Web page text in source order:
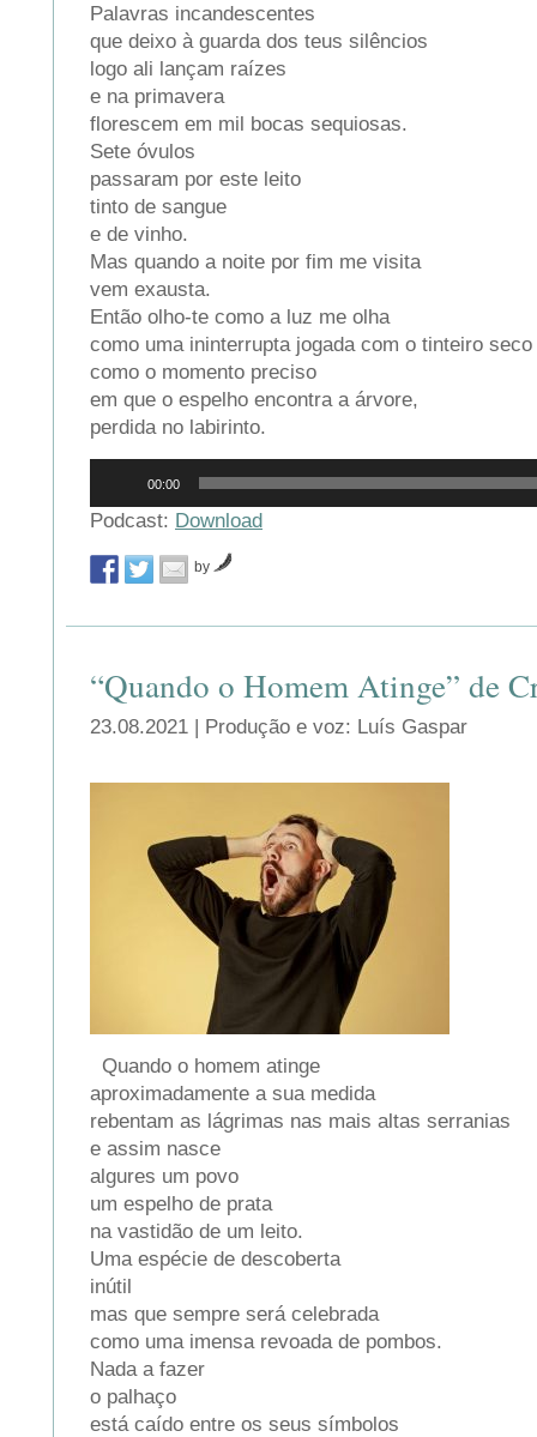
Palavras incandescentes
que deixo à guarda dos teus silêncios
logo ali lançam raízes
e na primavera
florescem em mil bocas sequiosas.
Sete óvulos
passaram por este leito
tinto de sangue
e de vinho.
Mas quando a noite por fim me visita
vem exausta.
Então olho-te como a luz me olha
como uma ininterrupta jogada com o tinteiro seco
como o momento preciso
em que o espelho encontra a árvore,
perdida no labirinto.
áudio
00:00
Podcast: Download
by
“Quando o Homem Atinge” de
23.08.2021 | Produção e voz: Luís Gaspar
Quando o homem atinge
aproximadamente a sua medida
rebentam as lágrimas nas mais altas serranias
e assim nasce
algures um povo
um espelho de prata
na vastidão de um leito.
Uma espécie de descoberta
inútil
mas que sempre será celebrada
como uma imensa revoada de pombos.
Nada a fazer
o palhaço
está caído entre os seus símbolos